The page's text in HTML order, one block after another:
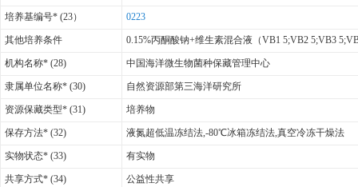
培养基编号* (23） 0223
其他培养条件 0.15%丙酮酸钠+维生素混合液（VB1 5;VB2 5;VB3
机构名称* (28) 中国海洋微生物菌种保藏管理中心
隶属单位名称* (30) 自然资源部第三海洋研究所
资源保藏类型* (31) 培养物
保存方法* (32) 液氮超低温冻结法,-80℃冰箱冻结法,真空冷冻干燥法
实物状态* (33) 有实物
共享方式* (34) 公益性共享